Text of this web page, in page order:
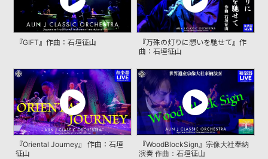
BLOG
SCHEDULE
NEWS
DISCOGRAPHY
VIDEO
『GIFT』作曲：石垣征山
『万殊の灯りに想いを馳せて』作
曲：石垣征山
『Oriental Journey』 作曲：石垣
征山
『WoodBlockSign』宗像大社奉納
演奏 作曲：石垣征山